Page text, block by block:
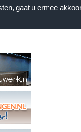
gaat u ermee